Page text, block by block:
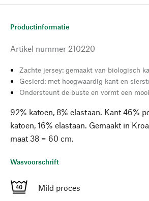
Productinformatie
Artikel nummer 210220
Zachte jersey: gemaakt van biologisch
Gesierd: met hoogwaardig kant en
Ondersteunt de buste en vormt een
92% katoen, 8% elastaan. Kant 46%
katoen, 16% elastaan. Gemaakt in
maat 38 = 60 cm.
Wasvoorschrift
Mild proces